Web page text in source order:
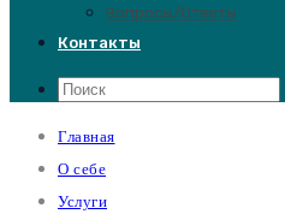
Вопросы/Ответы
Контакты
Главная
О себе
Услуги